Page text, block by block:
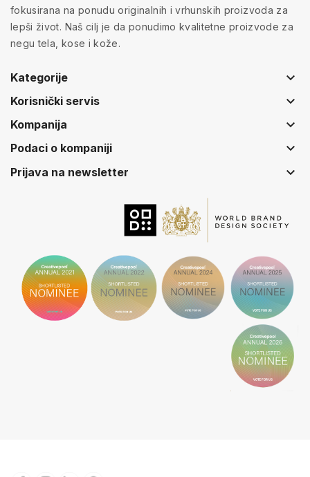
fokusirana na ponudu originalnih i vrhunskih proizvoda za
lepši život. Naš cilj je da ponudimo kvalitetne proizvode za
negu tela, kose i kože.
Kategorije keyboard_arrow_down
Korisnički servis keyboard_arrow_down
Kompanija keyboard_arrow_down
Podaci o kompaniji keyboard_arrow_down
Prijava na newsletter keyboard_arrow_down